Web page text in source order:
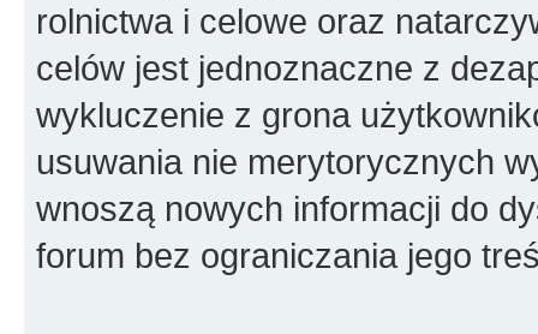
rolnictwa i celowe oraz
celów jest jednoznaczne z
wykluczenie z grona
usuwania nie merytorycznych
wnoszą nowych informacji do
forum bez ograniczania jego